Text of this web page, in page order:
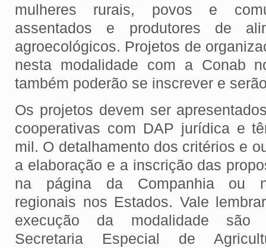
mulheres rurais, povos e
assentados e produtores de
agroecológicos. Projetos de
nesta modalidade com a Conab
também poderão se inscrever e
Os projetos devem ser
cooperativas com DAP jurídica e
mil. O detalhamento dos critérios e
a elaboração e a inscrição das
na página da Companhia ou
regionais nos Estados. Vale
execução da modalidade são
Secretaria Especial de